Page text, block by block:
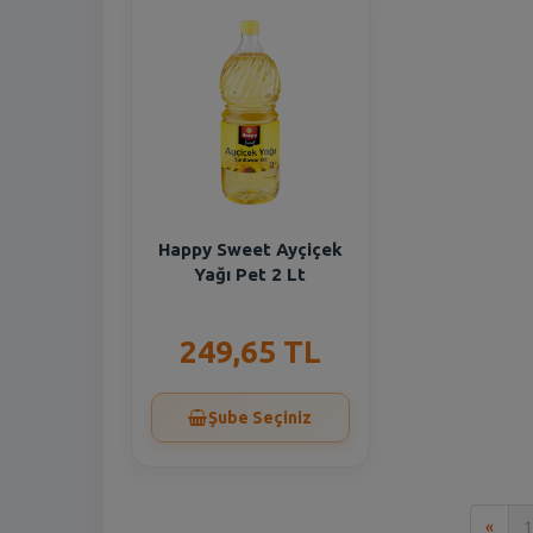
Happy Sweet Ayçiçek
Yağı Pet 2 Lt
249,65 TL
Şube Seçiniz
« 1